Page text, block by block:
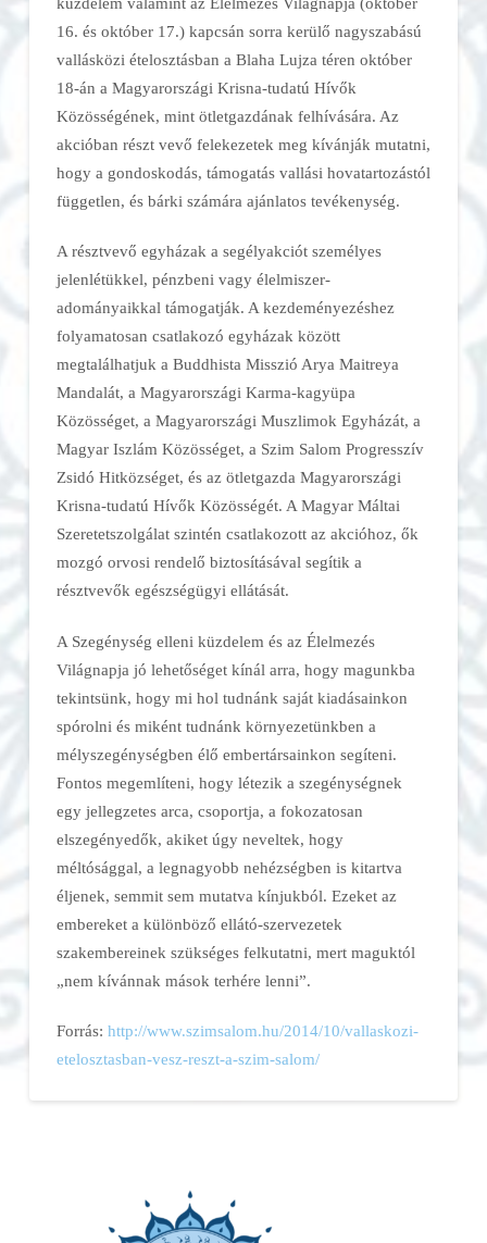
16. és október 17.) kapcsán sorra kerülő nagyszabású
vallásközi ételosztásban a Blaha Lujza téren október
18-án a Magyarországi Krisna-tudatú Hívők
Közösségének, mint ötletgazdának felhívására. Az
akcióban részt vevő felekezetek meg kívánják mutatni,
hogy a gondoskodás, támogatás vallási hovatartozástól
független, és bárki számára ajánlatos tevékenység.
A résztvevő egyházak a segélyakciót személyes
jelenlétükkel, pénzbeni vagy élelmiszer-
adományaikkal támogatják. A kezdeményezéshez
folyamatosan csatlakozó egyházak között
megtalálhatjuk a Buddhista Misszió Arya Maitreya
Mandalát, a Magyarországi Karma-kagyüpa
Közösséget, a Magyarországi Muszlimok Egyházát, a
Magyar Iszlám Közösséget, a Szim Salom Progresszív
Zsidó Hitközséget, és az ötletgazda Magyarországi
Krisna-tudatú Hívők Közösségét. A Magyar Máltai
Szeretetszolgálat szintén csatlakozott az akcióhoz, ők
mozgó orvosi rendelő biztosításával segítik a
résztvevők egészségügyi ellátását.
A Szegénység elleni küzdelem és az Élelmezés
Világnapja jó lehetőséget kínál arra, hogy magunkba
tekintsünk, hogy mi hol tudnánk saját kiadásainkon
spórolni és miként tudnánk környezetünkben a
mélyszegénységben élő embertársainkon segíteni.
Fontos megemlíteni, hogy létezik a szegénységnek
egy jellegzetes arca, csoportja, a fokozatosan
elszegényedők, akiket úgy neveltek, hogy
méltósággal, a legnagyobb nehézségben is kitartva
éljenek, semmit sem mutatva kínjukból. Ezeket az
embereket a különböző ellátó-szervezetek
szakembereinek szükséges felkutatni, mert maguktól
„nem kívánnak mások terhére lenni”.
Forrás: http://www.szimsalom.hu/2014/10/vallaskozi-
etelosztasban-vesz-reszt-a-szim-salom/